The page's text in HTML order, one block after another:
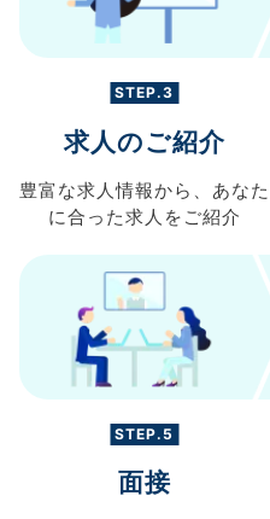
STEP.3
求人のご紹介
豊富な求人情報から、 あなた
に合った求人を ご紹介
STEP.5
面接